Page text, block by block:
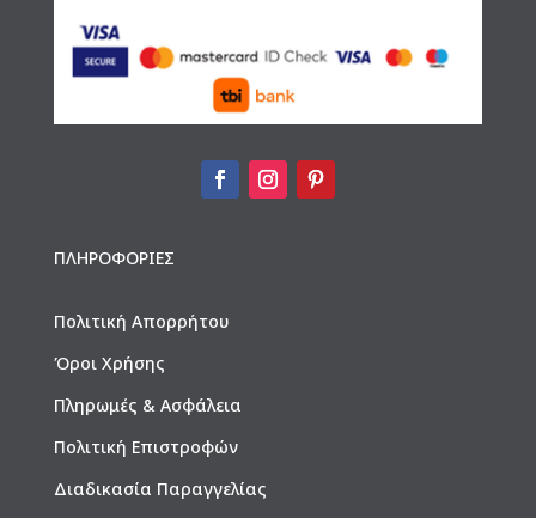
ΠΛΗΡΟΦΟΡΙΕΣ
Πολιτική Απορρήτου
Όροι Χρήσης
Πληρωμές & Ασφάλεια
Πολιτική Επιστροφών
Διαδικασία Παραγγελίας